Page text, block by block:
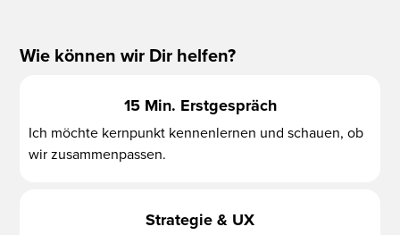
Wie können wir Dir helfen?
15 Min. Erstgespräch
Ich möchte kernpunkt kennenlernen und schauen, ob
wir zusammenpassen.
Strategie & UX